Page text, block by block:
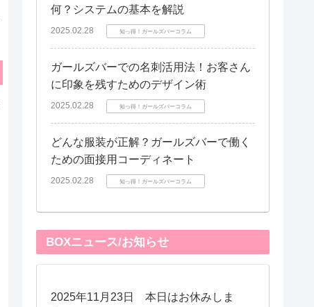
何？システムの基本を解説
2025.02.28 知っ得！ガールズバーコラム
ガールズバーでの名刺活用法！お客さん
に印象を残すためのデザイン術
2025.02.28 知っ得！ガールズバーコラム
どんな服装が正解？ガールズバーで働く
ための面接用コーディネート
2025.02.28 知っ得！ガールズバーコラム
BOXニュース/お知らせ
2025年11月23日 本日はお休みしま